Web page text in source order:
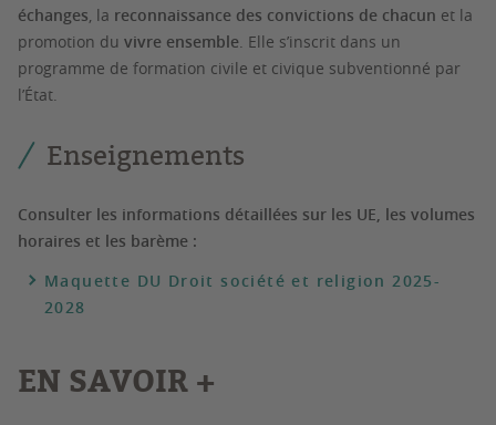
échanges, la reconnaissance des convictions de chacun et la
promotion du vivre ensemble. Elle s’inscrit dans un
programme de formation civile et civique subventionné par
l’État.
Enseignements
Consulter les informations détaillées sur les UE, les volumes
horaires et les barème :
Maquette DU Droit société et religion 2025-
2028
EN SAVOIR +